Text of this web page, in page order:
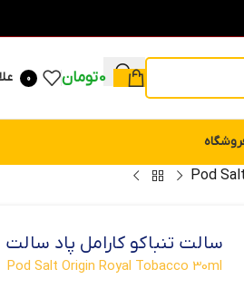
0تومان 0
سالت تنباکو کارامل پاد سالت
Pod Salt Origin Royal Tobacco 30ml